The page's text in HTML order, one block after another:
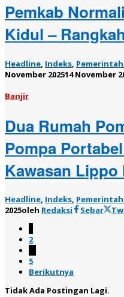
Pemkab
Kidul –
Headline, Indeks,
November 202514 November
Banjir
Dua Rumah
Pompa
Kawasan Lippo
Headline, Indeks,
2025oleh Redaksi Sebar
2
5
Berikutnya
Tidak Ada Postingan Lagi.